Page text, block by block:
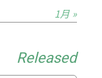
1月 »
Released